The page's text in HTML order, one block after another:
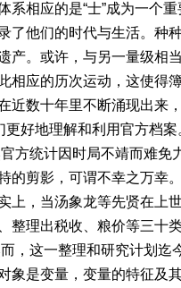
相应的是“士”成为一个重
了他们的时代与生活。种
产。或许，与另一量级
相应的历次运动，这使得
近数十年里不断涌现出来
更好地理解和利用官方档
方统计因时局不靖而难免
的剪影，可谓不幸之万幸。
上，当汤象龙等先贤在上
理出税收、粮价等三十
，这一整理和研究计划迄
象是变量，变量的特征及